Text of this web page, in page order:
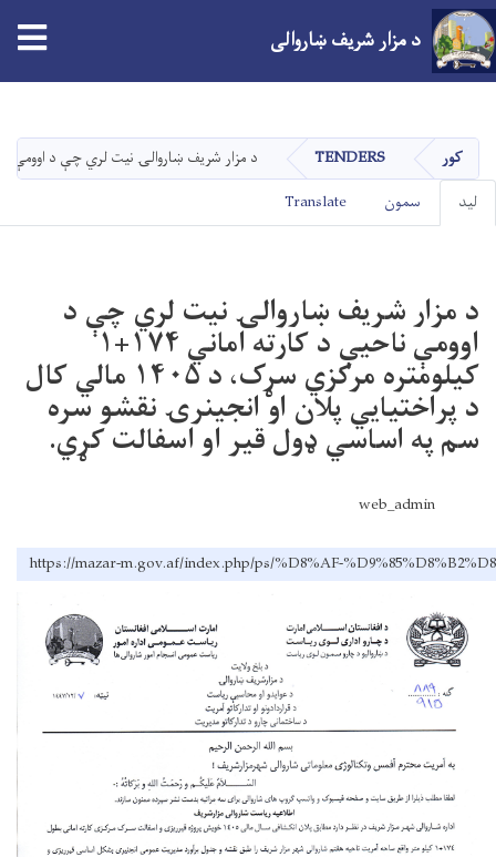
دانګل
د مزار شریف ښاروالی
کور TENDERS د مزار شریف ښاروالۍ نیت لري چې د اوومې ناحیې د کارته اماني ۱۷۴+۱ کیلومتره مرکزي سړک، د ۱۴۰۵ مالي کال د پراختیایي
Primary
tabs
ليد سمون Translate
د مزار شریف ښاروالۍ نیت لري چې د
اوومې ناحیې د کارته اماني ۱۷۴+۱
کیلومتره مرکزي سړک، د ۱۴۰۵ مالي کال
د پراختیایي پلان او انجینرۍ نقشو سره
سم په اساسي ډول قیر او اسفالت کړي.
web_admin
https://mazar-m.gov.af/index.php/ps/%D8%AF-